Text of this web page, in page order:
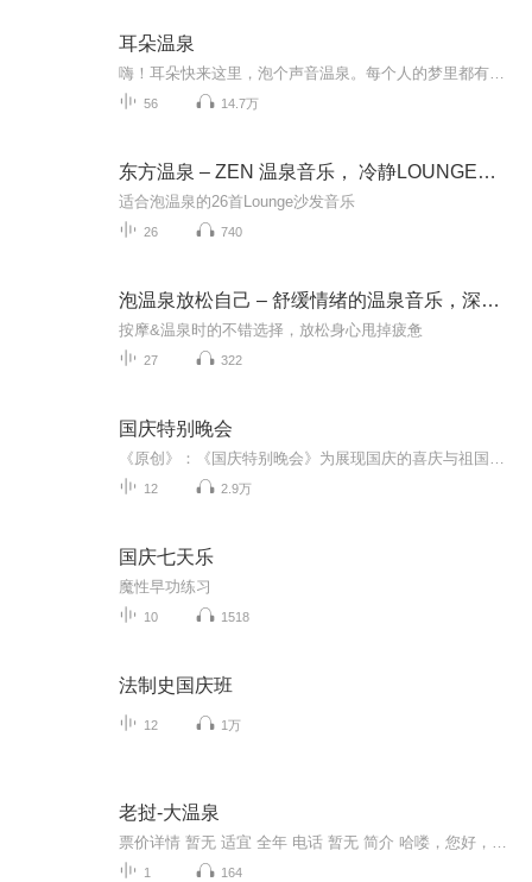
耳朵温泉
56 14.7万
东方温泉 – ZEN 温泉音乐， 冷静LOUNGE歌曲，温泉按摩背景音乐，温泉音乐收藏
适合泡温泉的26首Lounge沙发音乐
26 740
泡温泉放松自己 – 舒缓情绪的温泉音乐，深度放松，温泉休息大厅，指压按摩，按摩音乐， SPA
按摩&温泉时的不错选择，放松身心甩掉疲惫
27 322
国庆特别晚会
12 2.9万
国庆七天乐
魔性早功练习
10 1518
法制史国庆班
12 1万
老挝-大温泉
1 164